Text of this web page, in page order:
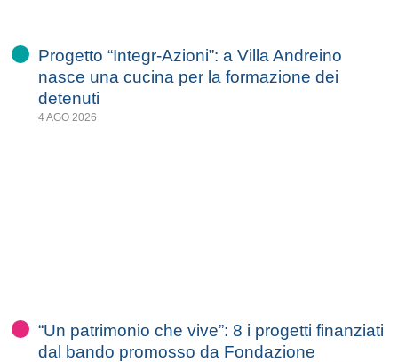
Progetto “Integr-Azioni”: a Villa Andreino
nasce una cucina per la formazione dei
detenuti
4 AGO 2026
“Un patrimonio che vive”: 8 i progetti finanziati
dal bando promosso da Fondazione